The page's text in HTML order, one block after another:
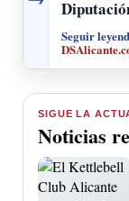
Seguir
SIGUE LA
Noticias